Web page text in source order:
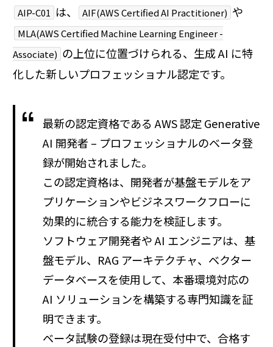
AIP-C01 は、 AIF(AWS Certified AI Practitioner) や
MLA(AWS Certified Machine Learning Engineer -
Associate) の上位に位置づけられる、生成 AI に特
化した新しいプロフェッショナル認定です。
最新の認定資格である AWS 認定 Generative
AI 開発者 – プロフェッショナルのベータ登
録が開始されました。
この認定資格は、開発者が基盤モデルをア
プリケーションやビジネスワークフローに
効果的に統合する能力を検証します。
ソフトウェア開発者や AI エンジニアは、基
盤モデル、RAG アーキテクチャ、ベクター
データベースを使用して、本番環境対応の
AI ソリューションを構築する専門知識を証
明できます。
ベータ試験の登録は現在受付中で、合格す